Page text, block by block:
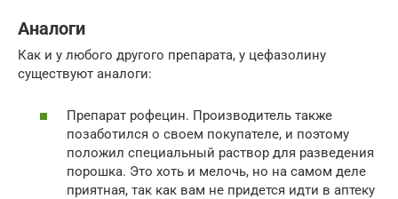
Аналоги
Как и у любого другого препарата, у цефазолину
существуют аналоги:
Препарат рофецин. Производитель также
позаботился о своем покупателе, и поэтому
положил специальный раствор для разведения
порошка. Это хоть и мелочь, но на самом деле
приятная, так как вам не придется идти в аптеку